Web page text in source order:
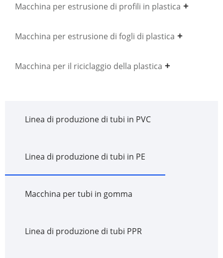
Macchina per estrusione di profili in plastica
Macchina per estrusione di fogli di plastica
Macchina per il riciclaggio della plastica
Linea di produzione di tubi in PVC
Linea di produzione di tubi in PE
Macchina per tubi in gomma
Linea di produzione di tubi PPR